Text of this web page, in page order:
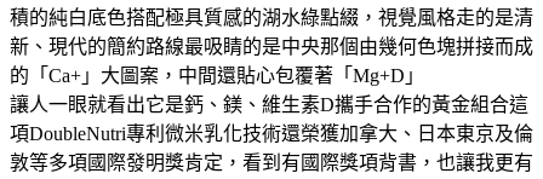
積的純白底色搭配極具質感的湖水綠點綴，視覺風格走的是清
新、現代的簡約路線最吸睛的是中央那個由幾何色塊拼接而成
的「Ca+」大圖案，中間還貼心包覆著「Mg+D」
讓人一眼就看出它是鈣、鎂、維生素D攜手合作的黃金組合這
項DoubleNutri專利微米乳化技術還榮獲加拿大、日本東京及倫
敦等多項國際發明獎肯定，看到有國際獎項背書，也讓我更有